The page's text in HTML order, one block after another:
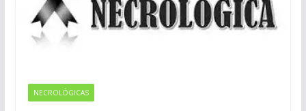
NECROLÓGICAS